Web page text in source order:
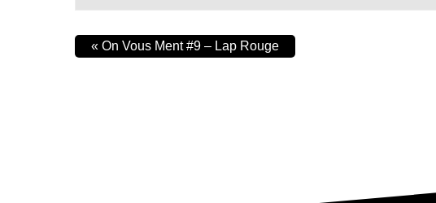
« On Vous Ment #9 – Lap Rouge